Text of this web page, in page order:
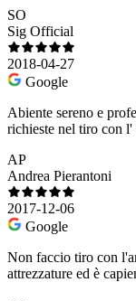
SO
Sig Official
2018-04-27
Google
Abiente sereno e
richieste nel tiro con l'
AP
Andrea Pierantoni
2017-12-06
Google
Non faccio tiro con
attrezzature ed è